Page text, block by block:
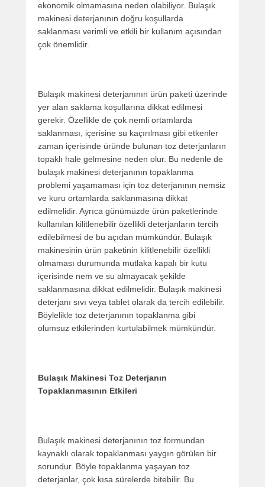
ekonomik olmamasına neden olabiliyor. Bulaşık
makinesi deterjanının doğru koşullarda
saklanması verimli ve etkili bir kullanım açısından
çok önemlidir.
Bulaşık makinesi deterjanının ürün paketi üzerinde
yer alan saklama koşullarına dikkat edilmesi
gerekir. Özellikle de çok nemli ortamlarda
saklanması, içerisine su kaçırılması gibi etkenler
zaman içerisinde üründe bulunan toz deterjanların
topaklı hale gelmesine neden olur. Bu nedenle de
bulaşık makinesi deterjanının topaklanma
problemi yaşamaması için toz deterjanının nemsiz
ve kuru ortamlarda saklanmasına dikkat
edilmelidir. Ayrıca günümüzde ürün paketlerinde
kullanılan kilitlenebilir özellikli deterjanların tercih
edilebilmesi de bu açıdan mümkündür. Bulaşık
makinesinin ürün paketinin kilitlenebilir özellikli
olmaması durumunda mutlaka kapalı bir kutu
içerisinde nem ve su almayacak şekilde
saklanmasına dikkat edilmelidir. Bulaşık makinesi
deterjanı sıvı veya tablet olarak da tercih edilebilir.
Böylelikle toz deterjanının topaklanma gibi
olumsuz etkilerinden kurtulabilmek mümkündür.
Bulaşık Makinesi Toz Deterjanın
Topaklanmasının Etkileri
Bulaşık makinesi deterjanının toz formundan
kaynaklı olarak topaklanması yaygın görülen bir
sorundur. Böyle topaklanma yaşayan toz
deterjanlar, çok kısa sürelerde bitebilir. Bu